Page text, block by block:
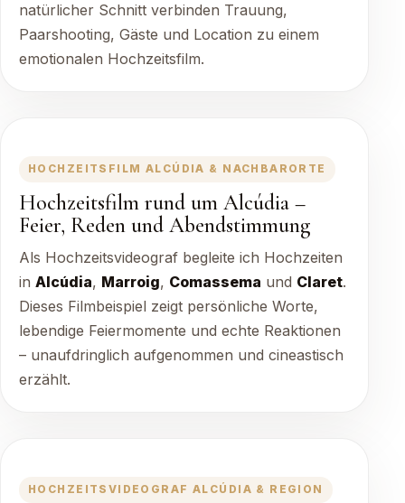
natürlicher Schnitt verbinden Trauung,
Paarshooting, Gäste und Location zu einem
emotionalen Hochzeitsfilm.
HOCHZEITSFILM ALCÚDIA & NACHBARORTE
Hochzeitsfilm rund um Alcúdia –
Feier, Reden und Abendstimmung
Als Hochzeitsvideograf begleite ich Hochzeiten
in Alcúdia, Marroig, Comassema und Claret.
Dieses Filmbeispiel zeigt persönliche Worte,
lebendige Feiermomente und echte Reaktionen
– unaufdringlich aufgenommen und cineastisch
erzählt.
HOCHZEITSVIDEOGRAF ALCÚDIA & REGION